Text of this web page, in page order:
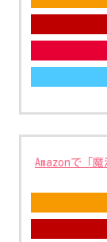
Amazonで「